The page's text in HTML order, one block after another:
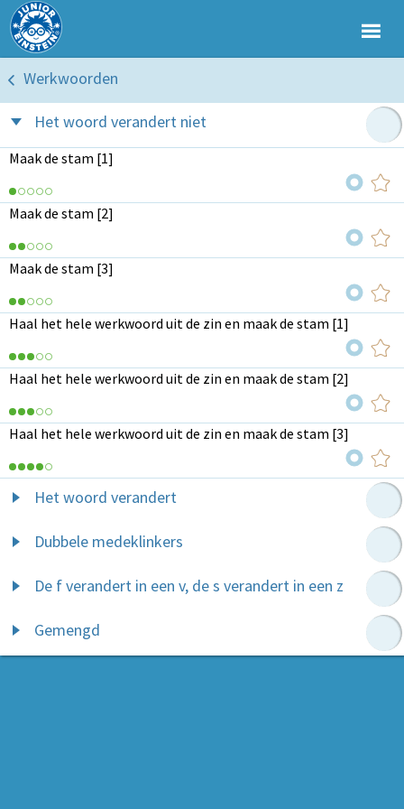
Werkwoorden
Het woord verandert niet
Maak de stam [1]
Maak de stam [2]
Maak de stam [3]
Haal het hele werkwoord uit de zin en maak de stam [1]
Haal het hele werkwoord uit de zin en maak de stam [2]
Haal het hele werkwoord uit de zin en maak de stam [3]
Het woord verandert
Dubbele medeklinkers
De f verandert in een v, de s verandert in een z
Gemengd